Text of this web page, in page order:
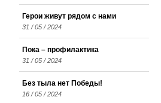
Герои живут рядом с нами
31 / 05 / 2024
Пока – профилактика
31 / 05 / 2024
Без тыла нет Победы!
16 / 05 / 2024